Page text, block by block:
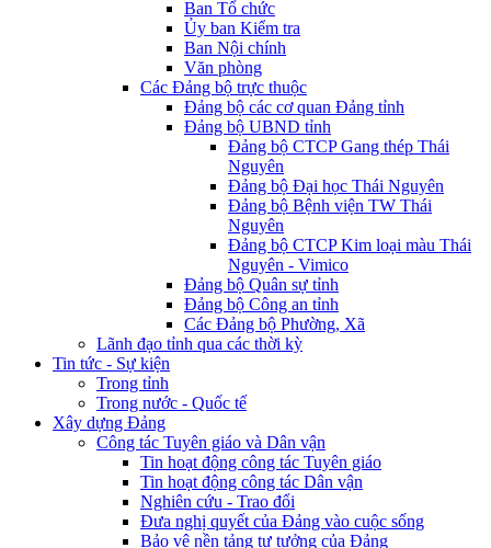
Ban Tổ chức
Ủy ban Kiểm tra
Ban Nội chính
Văn phòng
Các Đảng bộ trực thuộc
Đảng bộ các cơ quan Đảng tỉnh
Đảng bộ UBND tỉnh
Đảng bộ CTCP Gang thép Thái
Nguyên
Đảng bộ Đại học Thái Nguyên
Đảng bộ Bệnh viện TW Thái
Nguyên
Đảng bộ CTCP Kim loại màu Thái
Nguyên - Vimico
Đảng bộ Quân sự tỉnh
Đảng bộ Công an tỉnh
Các Đảng bộ Phường, Xã
Lãnh đạo tỉnh qua các thời kỳ
Tin tức - Sự kiện
Trong tỉnh
Trong nước - Quốc tế
Xây dựng Đảng
Công tác Tuyên giáo và Dân vận
Tin hoạt động công tác Tuyên giáo
Tin hoạt động công tác Dân vận
Nghiên cứu - Trao đổi
Đưa nghị quyết của Đảng vào cuộc sống
Bảo vệ nền tảng tư tưởng của Đảng